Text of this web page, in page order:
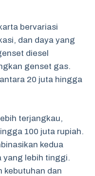
bervariasi
dan daya yang
diesel
genset gas.
20 juta hingga
terjangkau,
100 juta rupiah.
kedua
yang lebih tinggi.
kebutuhan dan